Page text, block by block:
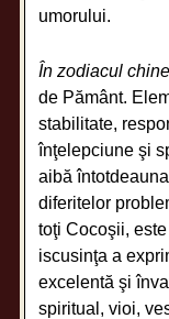
umorului.
În zodiacul
de Pământ.
stabilitate,
înţelepciune şi
aibă
diferitelor
toţi Cocoşii,
iscusinţa a
excelentă şi
spiritual, vioi,